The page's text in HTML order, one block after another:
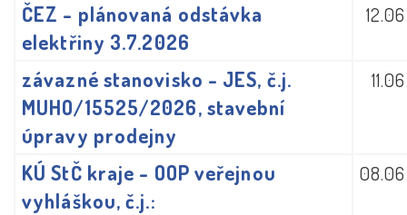
ČEZ - plánovaná odstávka
elektřiny 3.7.2026
závazné stanovisko - JES, č.j.
MUHO/15525/2026, stavební
úpravy prodejny
KÚ StČ kraje - OOP veřejnou
vyhláškou, č.j.: